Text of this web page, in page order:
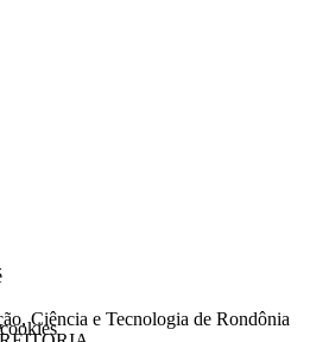
Ciência e Tecnologia de Rondônia